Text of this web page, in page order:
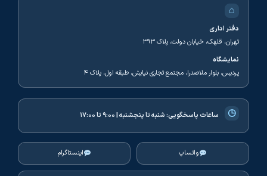
⌂
دفتر اداری
تهران، قلهک، خیابان دولت، پلاک ۳۹۳
نمایشگاه
پردیس، بلوار ملاصدرا، مجتمع تجاری نیایش، طبقه اول، پلاک ۴
◷ ساعات پاسخگویی:شنبه تا پنجشنبه | ۹:۰۰ تا ۱۷:۰۰
واتساپ اینستاگرام